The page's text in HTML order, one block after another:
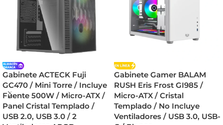
Gabinete ACTECK Fuji
GC470 / Mini Torre / Incluye
Fuente 500W / Micro-ATX /
Panel Cristal Templado /
USB 2.0, USB 3.0 / 2
Gabinete Gamer BALAM
RUSH Eris Frost GI985 /
Micro-ATX / Cristal
Templado / No Incluye
Ventiladores / USB 3.0, USB-